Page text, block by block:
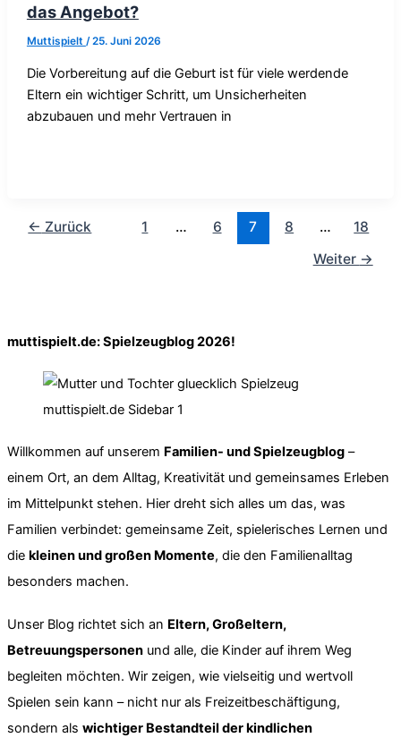
das Angebot?
Muttispielt /25. Juni 2026
Die Vorbereitung auf die Geburt ist für viele werdende
Eltern ein wichtiger Schritt, um Unsicherheiten
abzubauen und mehr Vertrauen in
← Zurück 1 … 6 7 8 …
18
Weiter →
muttispielt.de: Spielzeugblog 2026!
Willkommen auf unserem Familien- und Spielzeugblog –
einem Ort, an dem Alltag, Kreativität und gemeinsames Erleben
im Mittelpunkt stehen. Hier dreht sich alles um das, was
Familien verbindet: gemeinsame Zeit, spielerisches Lernen und
die kleinen und großen Momente, die den Familienalltag
besonders machen.
Unser Blog richtet sich an Eltern, Großeltern,
Betreuungspersonen und alle, die Kinder auf ihrem Weg
begleiten möchten. Wir zeigen, wie vielseitig und wertvoll
Spielen sein kann – nicht nur als Freizeitbeschäftigung,
sondern als wichtiger Bestandteil der kindlichen